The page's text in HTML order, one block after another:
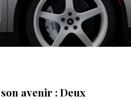
avenir : Deux